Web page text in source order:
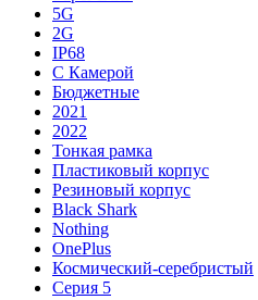
5G
2G
IP68
С Камерой
Бюджетные
2021
2022
Тонкая рамка
Пластиковый корпус
Резиновый корпус
Black Shark
Nothing
OnePlus
Космический-серебристый
Серия 5